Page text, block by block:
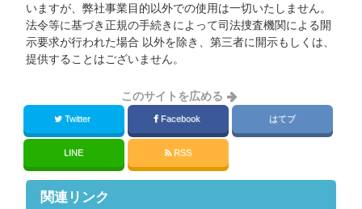
いますが、弊社事業目的以外での使用は一切いたしません。
法令等に基づき正規の手続きによって司法捜査機関による開
示要求が行われた場合 以外を除き、第三者に開示もしくは、
提供することはございません。
このサイトを広める
Twitter Facebook はてブ
LINE RSS
関連リンク